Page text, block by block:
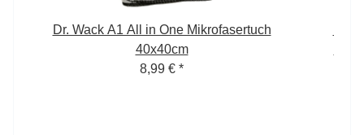
Dr. Wack A1 All in One Mikrofasertuch
40x40cm
8,99 € *